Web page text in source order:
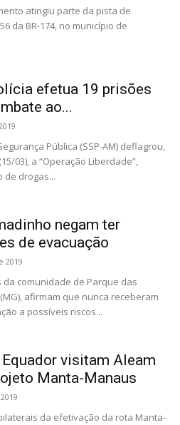
atingiu parte da pista de
da BR-174, no município de
efetua 19 prisões
ao...
Pública (SSP-AM) deflagrou,
03), a “Operação Liberdade”,
de drogas...
negam ter
de evacuação
2019
comunidade de Parque das
afirmam que nunca receberam
a possíveis riscos...
visitam Aleam
Manta-Manaus
da efetivação da rota Manta-